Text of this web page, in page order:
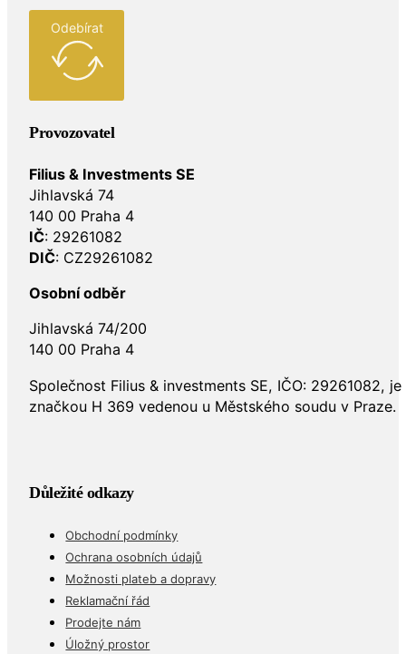
Odebírat
Provozovatel
Filius & Investments SE
Jihlavská 74
140 00 Praha 4
IČ: 29261082
DIČ: CZ29261082
Osobní odběr
Jihlavská 74/200
140 00 Praha 4
Společnost Filius & investments SE, IČO: 29261082,
značkou H 369 vedenou u Městského soudu v Praze.
Důležité odkazy
Obchodní podmínky
Ochrana osobních údajů
Možnosti plateb a dopravy
Reklamační řád
Prodejte nám
Úložný prostor